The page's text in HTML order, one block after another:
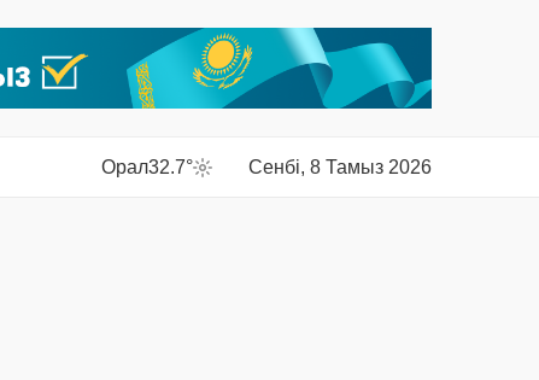
Орал32.7° Сенбі, 8 Тамыз 2026